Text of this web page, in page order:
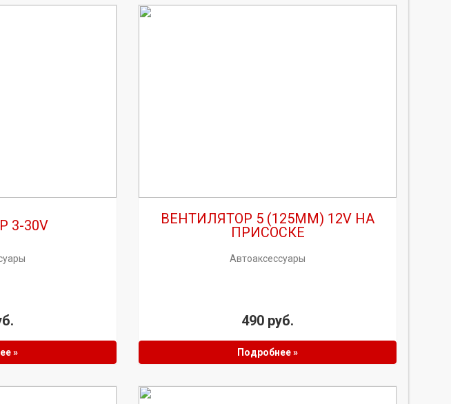
3-30V
»
ВЕНТИЛЯТОР 5 (125ММ) 12V НА
ПРИСОСКЕ
Автоаксессуары
490 руб.
Подробнее »